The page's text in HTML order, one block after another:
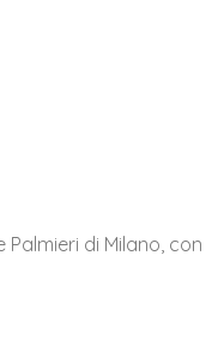
di Milano, con